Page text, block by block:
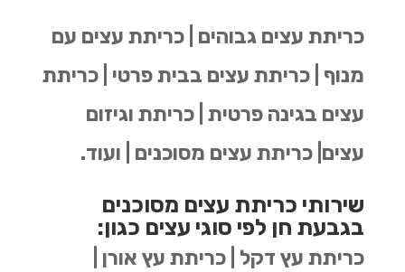
כריתת עצים גבוהים | כריתת עצים עם
מנוף | כריתת עצים בבית פרטי | כריתת
עצים בגינה פרטית | כריתת וגיזום
עצים| כריתת עצים מסוכנים | ועוד.
שירותי כריתת עצים מסוכנים
בגבעת חן לפי סוגי עצים כגון:
כריתת עץ דקל | כריתת עץ אורן |